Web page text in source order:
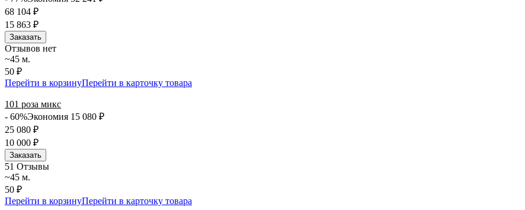
68 104 ₽
15 863 ₽
Заказать
Отзывов нет
~45 м.
50 ₽
Перейти в корзинуПерейти в карточку товара
101 роза микс
- 60%Экономия 15 080 ₽
25 080 ₽
10 000 ₽
Заказать
51 Отзывы
~45 м.
50 ₽
Перейти в корзинуПерейти в карточку товара